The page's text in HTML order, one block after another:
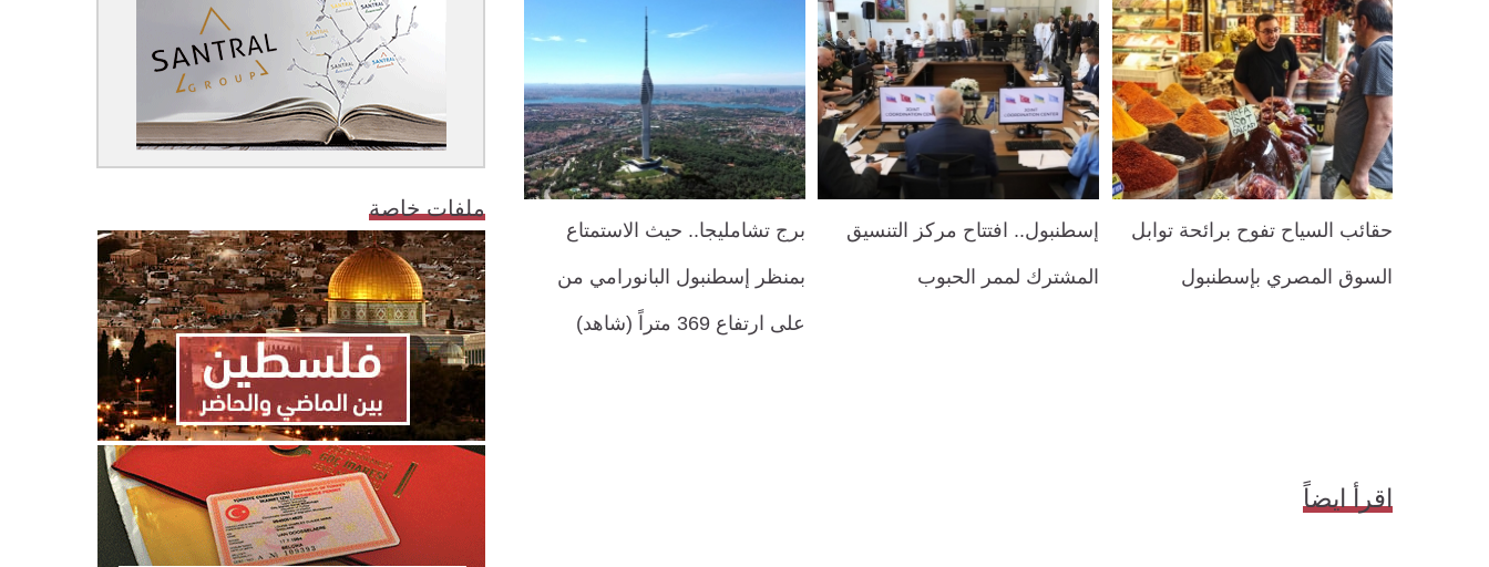
حقائب السياح تفوح برائحة توابل
السوق المصري بإسطنبول
إسطنبول.. افتتاح مركز التنسيق
المشترك لممر الحبوب
برج تشامليجا.. حيث الاستمتاع
بمنظر إسطنبول البانورامي من
على ارتفاع 369 متراً (شاهد)
اقرأ ايضاً
ملفات خاصة